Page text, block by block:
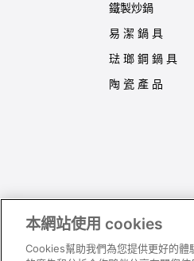
鐵製炒鍋
易 潔 鍋 具
琺 瑯 鋼 鍋 具
陶 瓷 產 品
本網站使用 cookies
Cookies幫助我們為您提供更好的